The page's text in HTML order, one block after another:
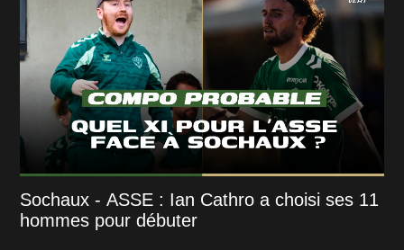
Sochaux - ASSE : Ian Cathro a choisi ses 11
hommes pour débuter